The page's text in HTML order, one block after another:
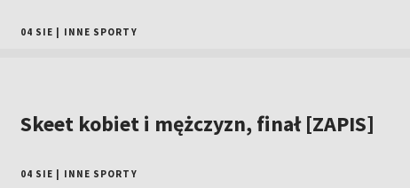
04 SIE INNE SPORTY
Skeet kobiet i mężczyzn, finał [ZAPIS]
04 SIE INNE SPORTY